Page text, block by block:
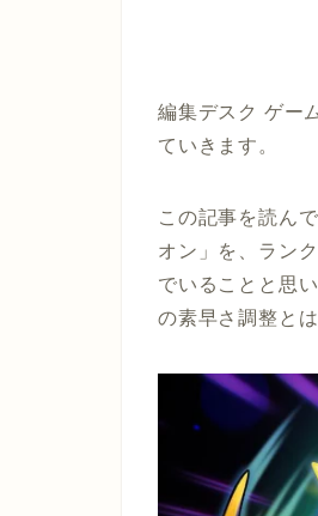
編集デスク ゲー
ていきます。
この記事を読ん
オン」を、ラン
でいることと思
の素早さ調整と